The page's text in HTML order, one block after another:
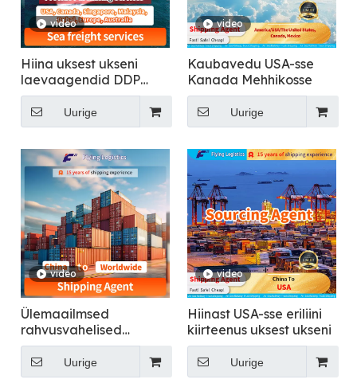
video
Hiina uksest ukseni
laevaagendid DDP
meretranspordi jaoks
USA-sse, Kanadasse,
Singapuri, Malaisiasse,
Austraaliasse
Uurige
video
Kaubavedu USA-sse
Kanada Mehhikosse
Uurige
video
Ülemaailmsed
rahvusvahelised
laevanduslogistika
teenused: Hiinast
kõikjale
Uurige
video
Hiinast USA-sse eriliini
kiirteenus uksest ukseni
Uurige